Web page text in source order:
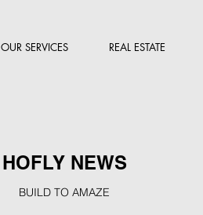
OUR SERVICES REAL ESTATE
HOFLY NEWS
BUILD TO AMAZE